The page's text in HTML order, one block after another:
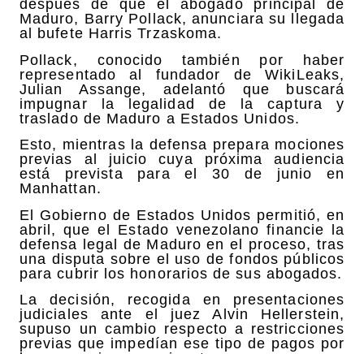
después de que el abogado principal de
Maduro, Barry Pollack, anunciara su llegada
al bufete Harris Trzaskoma.
Pollack, conocido también por haber
representado al fundador de WikiLeaks,
Julian Assange, adelantó que buscará
impugnar la legalidad de la captura y
traslado de Maduro a Estados Unidos.
Esto, mientras la defensa prepara mociones
previas al juicio cuya próxima audiencia
está prevista para el 30 de junio en
Manhattan.
El Gobierno de Estados Unidos permitió, en
abril, que el Estado venezolano financie la
defensa legal de Maduro en el proceso, tras
una disputa sobre el uso de fondos públicos
para cubrir los honorarios de sus abogados.
La decisión, recogida en presentaciones
judiciales ante el juez Alvin Hellerstein,
supuso un cambio respecto a restricciones
previas que impedían ese tipo de pagos por